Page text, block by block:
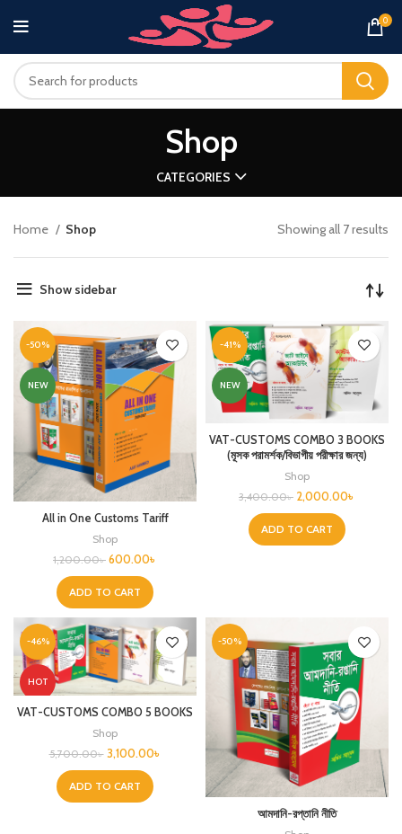
0
Shop
CATEGORIES
Home Shop Showing all 7 results
Show sidebar
-50%
NEW
All in One Customs Tariff
Shop
1,200.00৳ 600.00৳
ADD TO CART
-41%
NEW
VAT-CUSTOMS COMBO 3 BOOKS
(মূসক পরামর্শক/বিভাগীয় পরীক্ষার জন্য)
Shop
3,400.00৳ 2,000.00৳
ADD TO CART
-46%
HOT
VAT-CUSTOMS COMBO 5 BOOKS
Shop
5,700.00৳ 3,100.00৳
ADD TO CART
-50%
আমদানি-রপ্তানি নীতি